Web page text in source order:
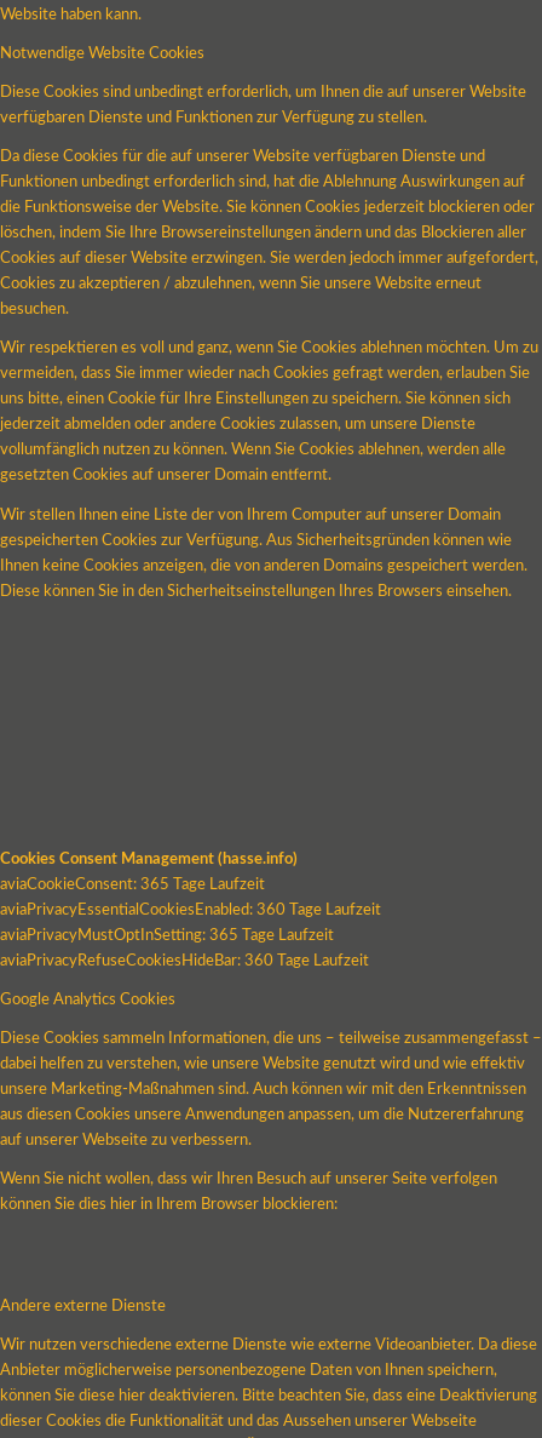
Website haben kann.
Notwendige Website Cookies
Diese Cookies sind unbedingt erforderlich, um Ihnen die auf unserer Website
verfügbaren Dienste und Funktionen zur Verfügung zu stellen.
Da diese Cookies für die auf unserer Website verfügbaren Dienste und
Funktionen unbedingt erforderlich sind, hat die Ablehnung Auswirkungen auf
die Funktionsweise der Website. Sie können Cookies jederzeit blockieren oder
löschen, indem Sie Ihre Browsereinstellungen ändern und das Blockieren aller
Cookies auf dieser Website erzwingen. Sie werden jedoch immer aufgefordert,
Cookies zu akzeptieren / abzulehnen, wenn Sie unsere Website erneut
besuchen.
Wir respektieren es voll und ganz, wenn Sie Cookies ablehnen möchten. Um zu
vermeiden, dass Sie immer wieder nach Cookies gefragt werden, erlauben Sie
uns bitte, einen Cookie für Ihre Einstellungen zu speichern. Sie können sich
jederzeit abmelden oder andere Cookies zulassen, um unsere Dienste
vollumfänglich nutzen zu können. Wenn Sie Cookies ablehnen, werden alle
gesetzten Cookies auf unserer Domain entfernt.
Wir stellen Ihnen eine Liste der von Ihrem Computer auf unserer Domain
gespeicherten Cookies zur Verfügung. Aus Sicherheitsgründen können wie
Ihnen keine Cookies anzeigen, die von anderen Domains gespeichert werden.
Diese können Sie in den Sicherheitseinstellungen Ihres Browsers einsehen.
Cookies Consent Management (hasse.info)
aviaCookieConsent: 365 Tage Laufzeit
aviaPrivacyEssentialCookiesEnabled: 360 Tage Laufzeit
aviaPrivacyMustOptInSetting: 365 Tage Laufzeit
aviaPrivacyRefuseCookiesHideBar: 360 Tage Laufzeit
Google Analytics Cookies
Diese Cookies sammeln Informationen, die uns – teilweise zusammengefasst –
dabei helfen zu verstehen, wie unsere Website genutzt wird und wie effektiv
unsere Marketing-Maßnahmen sind. Auch können wir mit den Erkenntnissen
aus diesen Cookies unsere Anwendungen anpassen, um die Nutzererfahrung
auf unserer Webseite zu verbessern.
Wenn Sie nicht wollen, dass wir Ihren Besuch auf unserer Seite verfolgen
können Sie dies hier in Ihrem Browser blockieren:
Andere externe Dienste
Wir nutzen verschiedene externe Dienste wie externe Videoanbieter. Da diese
Anbieter möglicherweise personenbezogene Daten von Ihnen speichern,
können Sie diese hier deaktivieren. Bitte beachten Sie, dass eine Deaktivierung
dieser Cookies die Funktionalität und das Aussehen unserer Webseite